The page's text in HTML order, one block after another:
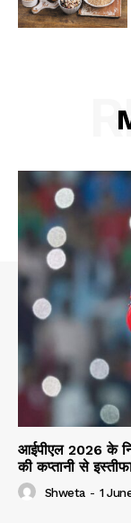
आईपीएल 2026 के
की कप्तानी से
Shweta - 1